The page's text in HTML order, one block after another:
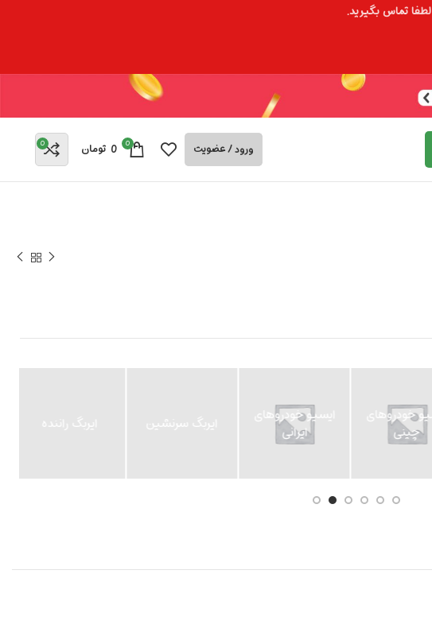
ورود / عضویت 0
0 تومان 0
خودروهای
ایرانی
ایربگ سرنشین ایربگ راننده ایربگ
تماس بگیرید.